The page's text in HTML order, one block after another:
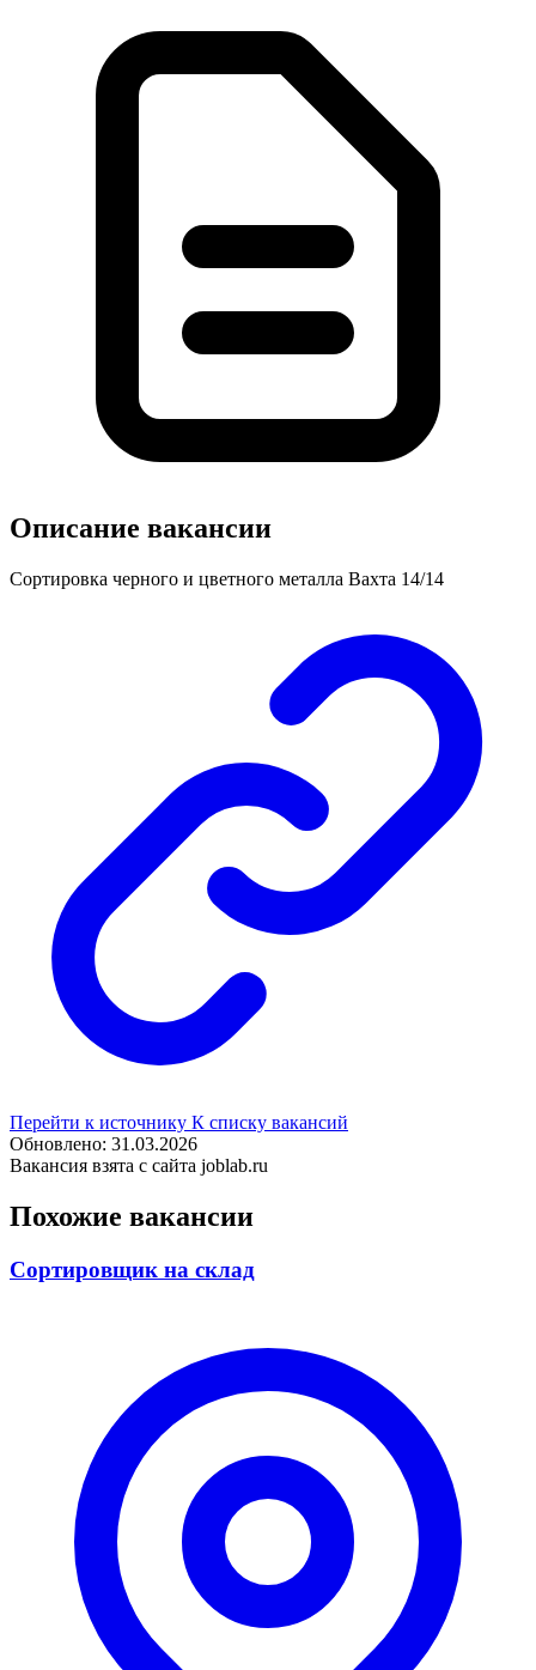
Описание вакансии
Сортировка черного и цветного металла Вахта 14/14
Перейти к источнику К списку вакансий
Обновлено: 31.03.2026
Вакансия взята с сайта joblab.ru
Похожие вакансии
Сортировщик на склад